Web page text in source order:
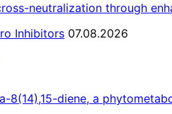
neutralization through
Inhibitors 07.08.2026
diene, a